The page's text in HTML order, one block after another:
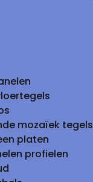
mozaïek tegels
platen
profielen